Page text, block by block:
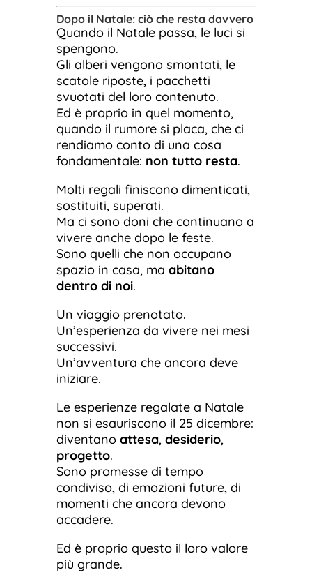
Dopo il Natale: ciò che resta davvero
Quando il Natale passa, le luci si
spengono.
Gli alberi vengono smontati, le
scatole riposte, i pacchetti
svuotati del loro contenuto.
Ed è proprio in quel momento,
quando il rumore si placa, che ci
rendiamo conto di una cosa
fondamentale: non tutto resta.
Molti regali finiscono dimenticati,
sostituiti, superati.
Ma ci sono doni che continuano a
vivere anche dopo le feste.
Sono quelli che non occupano
spazio in casa, ma abitano
dentro di noi.
Un viaggio prenotato.
Un’esperienza da vivere nei mesi
successivi.
Un’avventura che ancora deve
iniziare.
Le esperienze regalate a Natale
non si esauriscono il 25 dicembre:
diventano attesa, desiderio,
progetto.
Sono promesse di tempo
condiviso, di emozioni future, di
momenti che ancora devono
accadere.
Ed è proprio questo il loro valore
più grande.